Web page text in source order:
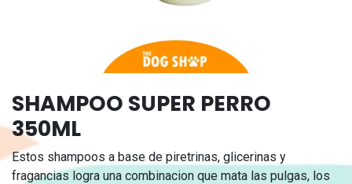
SHAMPOO SUPER PERRO
350ML
Estos shampoos a base de piretrinas, glicerinas y
fragancias logra una combinacion que mata las pulgas, los